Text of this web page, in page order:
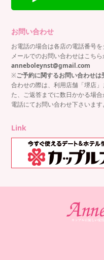
お問い合わせ
お電話の場合は各店の電話番号を
メールでのお問い合わせはこちら
anneboleynst@gmail.com
※ご予約に関するお問い合わせは
合わせの際は、利用店舗「堺店
た、ご返答までに数日かかる場
電話にてお問い合わせ下さいます
Link